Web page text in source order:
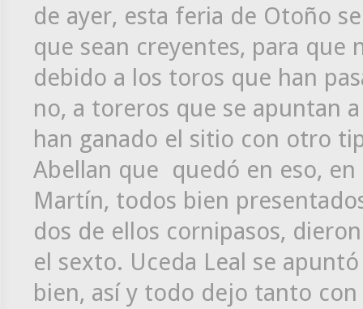
de ayer, esta feria de Otoño
que sean creyentes, para
debido a los toros que han
no, a toreros que se apuntan
han ganado el sitio con otro
Abellan que quedó en eso,
Martín, todos bien
dos de ellos cornipasos,
el sexto. Uceda Leal se
bien, así y todo dejo tanto